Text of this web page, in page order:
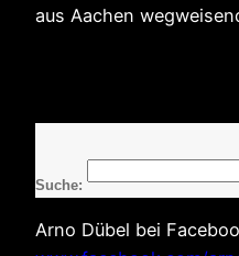
aus Aachen
Suche:
Arno Dübel bei